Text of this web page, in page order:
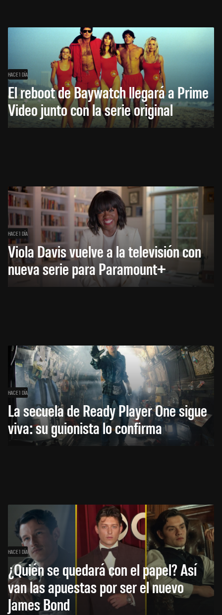
HACE 1 DÍA
El reboot de Baywatch llegará a Prime
Video junto con la serie original
HACE 1 DÍA
Viola Davis vuelve a la televisión con
nueva serie para Paramount+
HACE 1 DÍA
La secuela de Ready Player One sigue
viva: su guionista lo confirma
HACE 1 DÍA
¿Quién se quedará con el papel? Así
van las apuestas por ser el nuevo
James Bond